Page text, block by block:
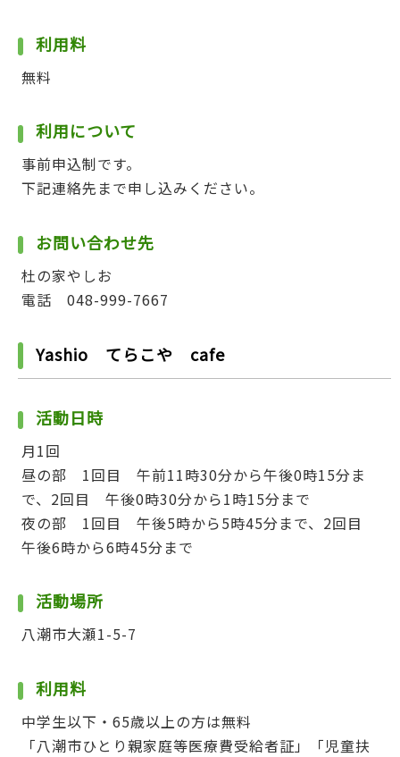
利用料
無料
利用について
事前申込制です。
下記連絡先まで申し込みください。
お問い合わせ先
杜の家やしお
電話 048-999-7667
Yashio てらこや cafe
活動日時
月1回
昼の部 1回目 午前11時30分から午後0時15分ま
で、2回目 午後0時30分から1時15分まで
夜の部 1回目 午後5時から5時45分まで、2回目
午後6時から6時45分まで
活動場所
八潮市大瀬1-5-7
利用料
中学生以下・65歳以上の方は無料
「八潮市ひとり親家庭等医療費受給者証」「児童扶